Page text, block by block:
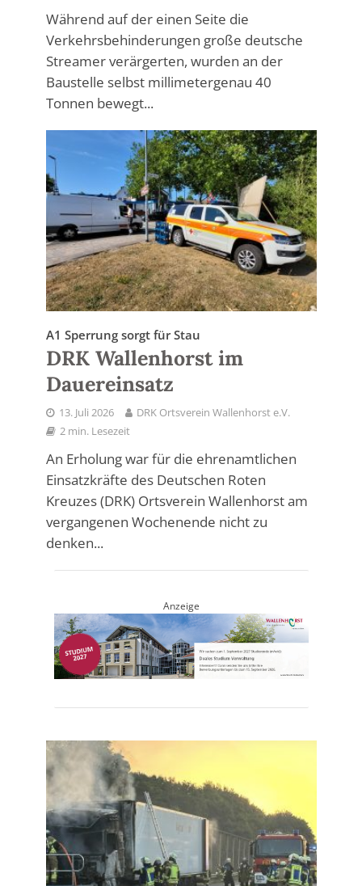
Während auf der einen Seite die
Verkehrsbehinderungen große deutsche
Streamer verärgerten, wurden an der
Baustelle selbst millimetergenau 40
Tonnen bewegt...
A1 Sperrung sorgt für Stau
DRK Wallenhorst im
Dauereinsatz
13. Juli 2026
DRK Ortsverein Wallenhorst e.V.
2 min. Lesezeit
An Erholung war für die ehrenamtlichen
Einsatzkräfte des Deutschen Roten
Kreuzes (DRK) Ortsverein Wallenhorst am
vergangenen Wochenende nicht zu
denken...
Anzeige